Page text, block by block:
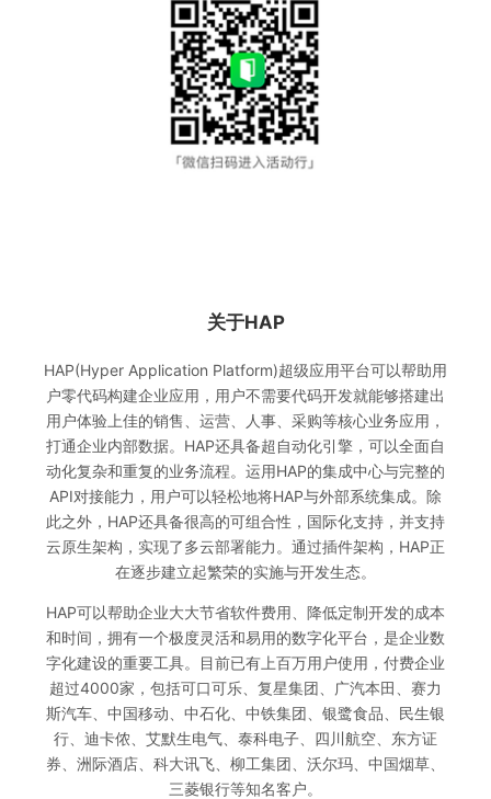
关于HAP
HAP(Hyper Application Platform)超级应用平台可以帮助用
户零代码构建企业应用，用户不需要代码开发就能够搭建出
用户体验上佳的销售、运营、人事、采购等核心业务应用，
打通企业内部数据。HAP还具备超自动化引擎，可以全面自
动化复杂和重复的业务流程。运用HAP的集成中心与完整的
API对接能力，用户可以轻松地将HAP与外部系统集成。除
此之外，HAP还具备很高的可组合性，国际化支持，并支持
云原生架构，实现了多云部署能力。通过插件架构，HAP正
在逐步建立起繁荣的实施与开发生态。
HAP可以帮助企业大大节省软件费用、降低定制开发的成本
和时间，拥有一个极度灵活和易用的数字化平台，是企业数
字化建设的重要工具。目前已有上百万用户使用，付费企业
超过4000家，包括可口可乐、复星集团、广汽本田、赛力
斯汽车、中国移动、中石化、中铁集团、银鹭食品、民生银
行、迪卡侬、艾默生电气、泰科电子、四川航空、东方证
券、洲际酒店、科大讯飞、柳工集团、沃尔玛、中国烟草、
三菱银行等知名客户。